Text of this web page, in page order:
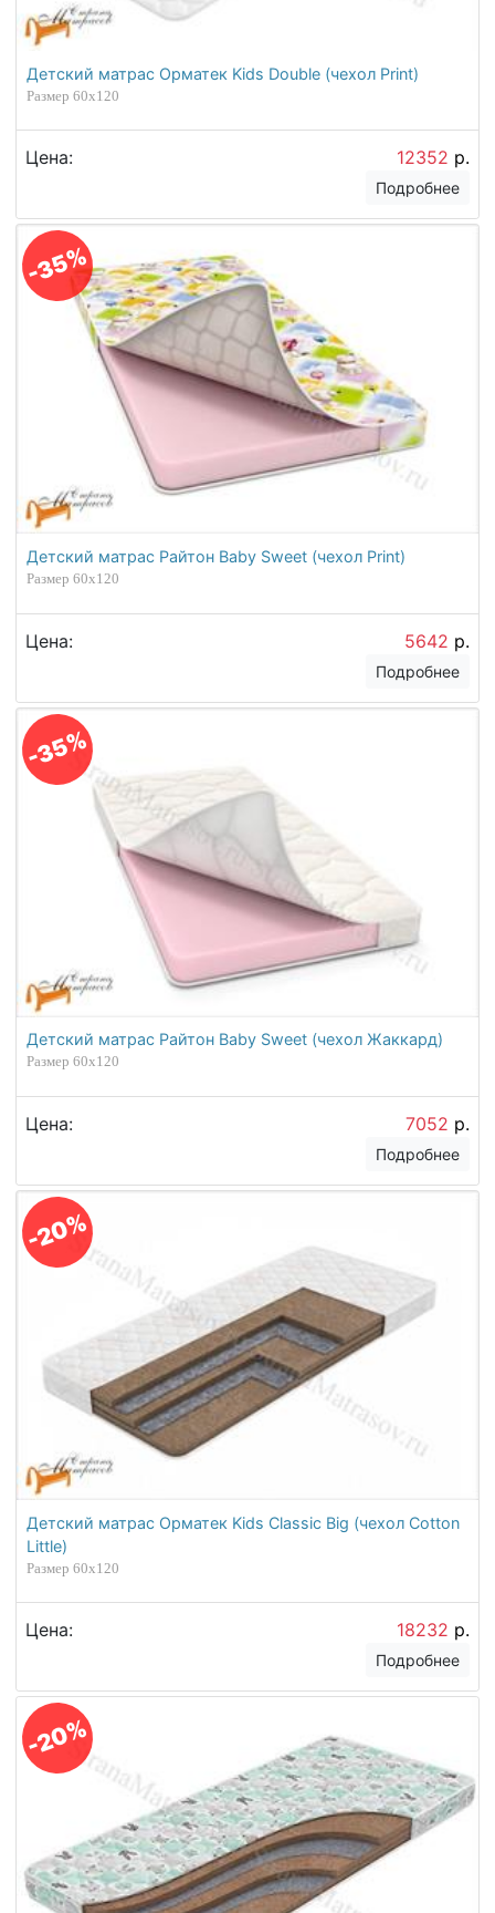
Детский матрас Орматек Kids Double (чехол Print)
Размер 60х120
Цена: 12352 р.
Подробнее
-35%
Детский матрас Райтон Baby Sweet (чехол Print)
Размер 60х120
Цена: 5642 р.
Подробнее
-35%
Детский матрас Райтон Baby Sweet (чехол Жаккард)
Размер 60х120
Цена: 7052 р.
Подробнее
-20%
Детский матрас Орматек Kids Classic Big (чехол Cotton
Little)
Размер 60х120
Цена: 18232 р.
Подробнее
-20%